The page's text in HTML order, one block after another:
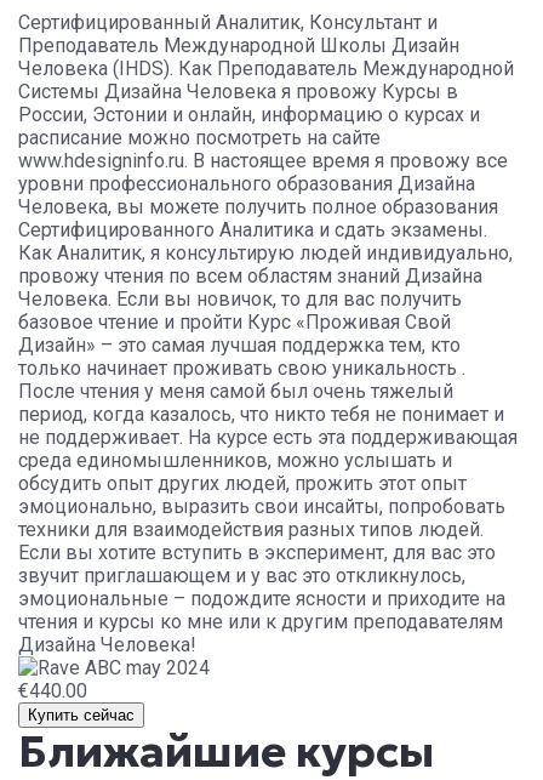
Сертифицированный Аналитик, Консультант и
Преподаватель Международной Школы Дизайн
Человека (IHDS). Как Преподаватель Международной
Системы Дизайна Человека я провожу Курсы в
России, Эстонии и онлайн, информацию о курсах и
расписание можно посмотреть на сайте
www.hdesigninfo.ru. В настоящее время я провожу все
уровни профессионального образования Дизайна
Человека, вы можете получить полное образования
Сертифицированного Аналитика и сдать экзамены.
Как Аналитик, я консультирую людей индивидуально,
провожу чтения по всем областям знаний Дизайна
Человека. Если вы новичок, то для вас получить
базовое чтение и пройти Курс «Проживая Свой
Дизайн» – это самая лучшая поддержка тем, кто
только начинает проживать свою уникальность .
После чтения у меня самой был очень тяжелый
период, когда казалось, что никто тебя не понимает и
не поддерживает. На курсе есть эта поддерживающая
среда единомышленников, можно услышать и
обсудить опыт других людей, прожить этот опыт
эмоционально, выразить свои инсайты, попробовать
техники для взаимодействия разных типов людей.
Если вы хотите вступить в эксперимент, для вас это
звучит приглашающем и у вас это откликнулось,
эмоциональные – подождите ясности и приходите на
чтения и курсы ко мне или к другим преподавателям
Дизайна Человека!
€440.00
Купить сейчас
Ближайшие курсы